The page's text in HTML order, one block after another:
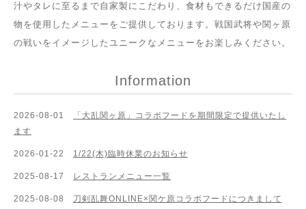
汁やタレに至るまで自家製にこだわり、食材もできるだけ国産の
物を使用したメニューをご提供しております。戦国武将や関ヶ原
の戦いをイメージしたユニークなメニューをお楽しみください。
Information
2026-08-01
「大乱関ヶ原」コラボフードを期間限定で提供いたし
ます
2026-01-22 1/22(木)臨時休業のお知らせ
2025-08-17 レストランメニュー一覧
2025-08-08 刀剣乱舞ONLINE×関ケ原コラボフードにつきまして